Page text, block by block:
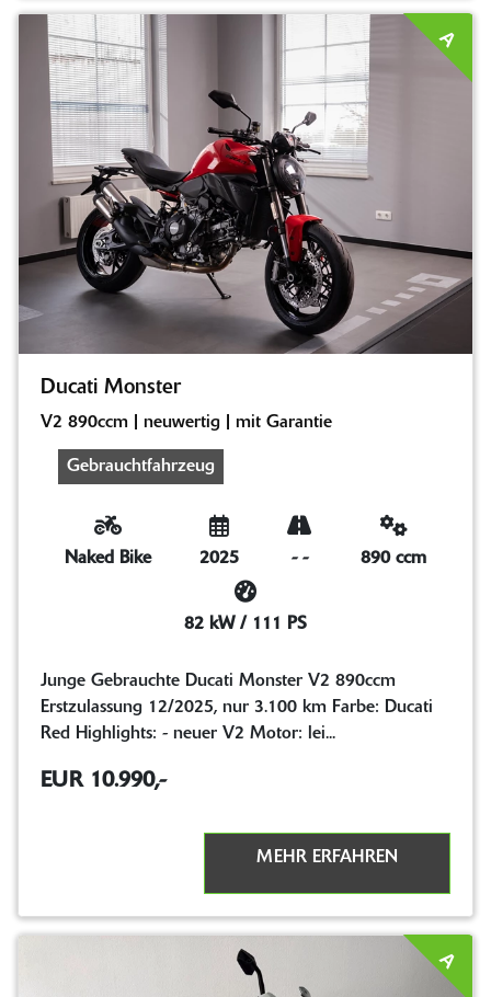
Ducati Monster
V2 890ccm | neuwertig | mit Garantie
Gebrauchtfahrzeug
Naked Bike 2025 - - 890 ccm
82 kW / 111 PS
Junge Gebrauchte Ducati Monster V2 890ccm
Erstzulassung 12/2025, nur 3.100 km Farbe: Ducati
Red Highlights: - neuer V2 Motor: lei...
EUR 10.990,-
MEHR ERFAHREN
A
A